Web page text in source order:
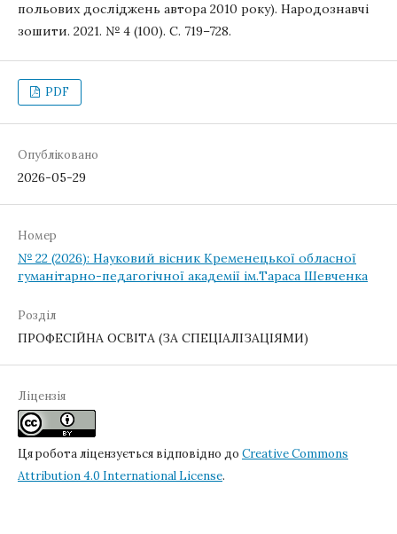
польових досліджень автора 2010 року). Народознавчі
зошити. 2021. № 4 (100). С. 719–728.
PDF
Опубліковано
2026-05-29
Номер
№ 22 (2026): Науковий вісник Кременецької обласної
гуманітарно-педагогічної академії ім.Тараса Шевченка
Розділ
ПРОФЕСІЙНА ОСВІТА (ЗА СПЕЦІАЛІЗАЦІЯМИ)
Ліцензія
Ця робота ліцензується відповідно до Creative Commons
Attribution 4.0 International License.